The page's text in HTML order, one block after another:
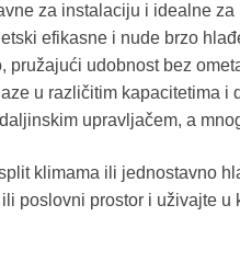
za instalaciju i idealne
efikasne i nude brzo
pružajući udobnost bez
u različitim kapacitetima
upravljačem, a
klimama ili jednostavno
poslovni prostor i uživajte u